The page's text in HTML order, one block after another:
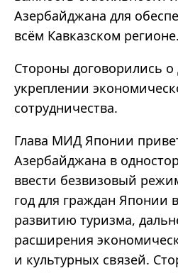
Азербайджана для
всём Кавказском регионе.
Стороны договорились
укреплении
сотрудничества.
Глава МИД Японии
Азербайджана в
ввести безвизовый
год для граждан Японии
развитию туризма,
расширения
и культурных связей.